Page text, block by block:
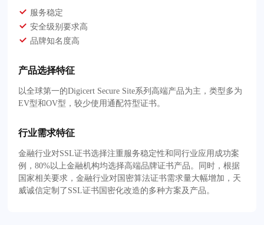
服务稳定
安全级别要求高
品牌知名度高
产品选择特征
以全球第一的Digicert Secure Site系列高端产品为主，类型多为
EV型和OV型，较少使用通配符型证书。
行业需求特征
金融行业对SSL证书选择注重服务稳定性和同行业应用成功案
例，80%以上金融机构均选择高端品牌证书产品。同时，根据
国家相关要求，金融行业对国密算法证书需求量大幅增加，天
威诚信定制了SSL证书国密化改造的多种方案及产品。